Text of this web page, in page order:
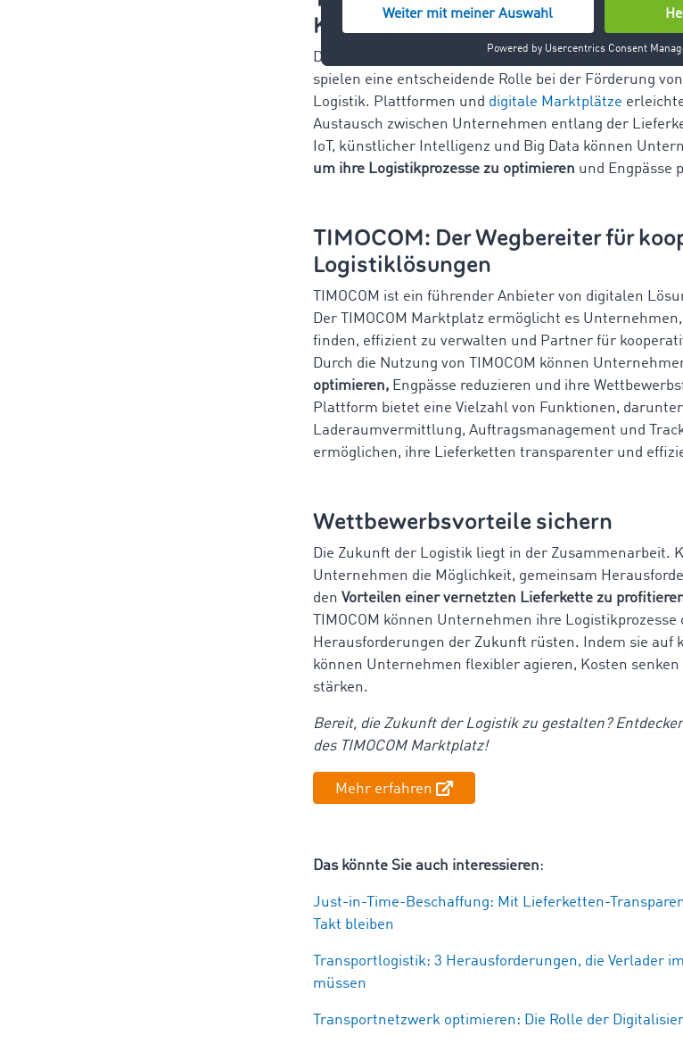
Kooperationen
Die fortschreitende Digitalisierung und die
spielen eine entscheidende Rolle bei der Förderung
Logistik. Plattformen und digitale Marktplätze
Austausch zwischen Unternehmen entlang der
IoT, künstlicher Intelligenz und Big Data können
um ihre Logistikprozesse zu optimieren und Engpässe
TIMOCOM: Der Wegbereiter für
Logistiklösungen
TIMOCOM ist ein führender Anbieter von digitalen
Der TIMOCOM Marktplatz ermöglicht es
finden, effizient zu verwalten und Partner für
Durch die Nutzung von TIMOCOM können
optimieren, Engpässe reduzieren und ihre
Plattform bietet eine Vielzahl von Funktionen,
Laderaumvermittlung, Auftragsmanagement und
ermöglichen, ihre Lieferketten transparenter und
Wettbewerbsvorteile sichern
Die Zukunft der Logistik liegt in der Zusammenarbeit.
Unternehmen die Möglichkeit, gemeinsam
den Vorteilen einer vernetzten Lieferkette zu
TIMOCOM können Unternehmen ihre
Herausforderungen der Zukunft rüsten. Indem sie auf
können Unternehmen flexibler agieren, Kosten
stärken.
Bereit, die Zukunft der Logistik zu gestalten?
des TIMOCOM Marktplatz!
Mehr erfahren
Das könnte Sie auch interessieren:
Just-in-Time-Beschaffung: Mit Lieferketten-
Takt bleiben
Transportlogistik: 3 Herausforderungen, die Verlader
müssen
Transportnetzwerk optimieren: Die Rolle der